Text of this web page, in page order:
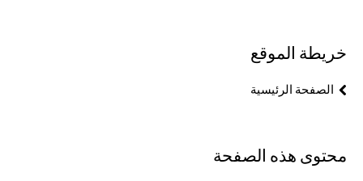
خريطة الموقع
الصفحة الرئيسية
محتوى هذه الصفحة